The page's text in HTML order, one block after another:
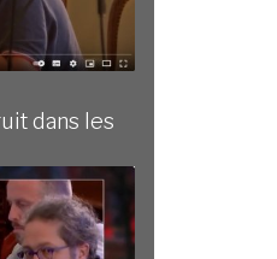
dans les